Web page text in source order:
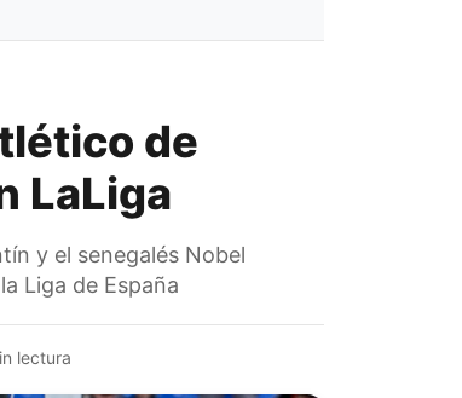
de
LaLiga
y el senegalés Nobel
Liga de España
lectura